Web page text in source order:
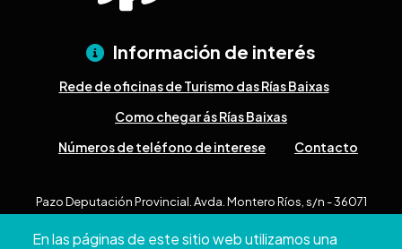
En las páginas de este sitio web utilizamos una
Información de interés
Rede de oficinas de Turismo das Rías Baixas
Como chegar ás Rías Baixas
Números de teléfono de interese
Contacto
Pazo Deputación Provincial. Avda. Montero Ríos, s/n - 36071